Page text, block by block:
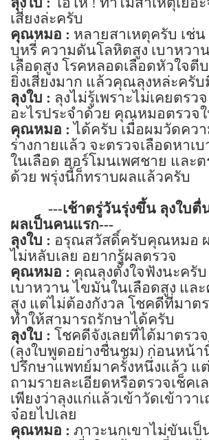
เสี่ยงล่ะครับ
คุณหมอ : หลายสาเหตุครับ เช่
บุหรี่ ความดันโลหิตสูง เบาหวา
เลือดสูง โรคหลอดเลือดหัวใจตี
ยิ่งเสี่ยงมาก แล้วคุณลุงหล่ะครั
ลุงใบ : ลุงไม่รู้เพราะไม่เคยตรว
อะไรประจำด้วย คุณหมอตรวจ
คุณหมอ :ได้ครับ เมื่อผมวัดคว
ร่างกายแล้ว จะตรวจเลือดหาเ
ในเลือด ฮอร์โมนเพศชาย และ
ด้วย พรุ่งนี้ก็ทราบผลแล้วครับ
---เช้าตรู่วันรุ่งขึ้น ลุงใบตื่
ผลเป็นคนแรก---
ลุงใบ : อรุณสวัสดิ์ครับคุณหมอ
ไม่หลับเลย อยากรู้ผลตรวจ
คุณหมอ : คุณลุงตั้งใจฟังนะครั
เบาหวาน ไขมันในเลือดสูง แล
สูง แต่ไม่ต้องกังวล โชคดีที่มาต
ทำให้สามารถรักษาได้ครับ
ลุงใบ : โชคดีจังเลยที่ได้มาตร
(ลุงใบพูดอย่างชื่นชม) ก่อนหน้า
ปรึกษาแพทย์มาครั้งหนึ่งแล้ว แ
ถามรายละเอียดหรือตรวจเช็คเ
เพียงว่าลุงแก่แล้วเข้าวัดเข้าวาเ
จ๋อยไปเลย
คุณหมอ : ภาวะนกเขาไม่ขันเป็